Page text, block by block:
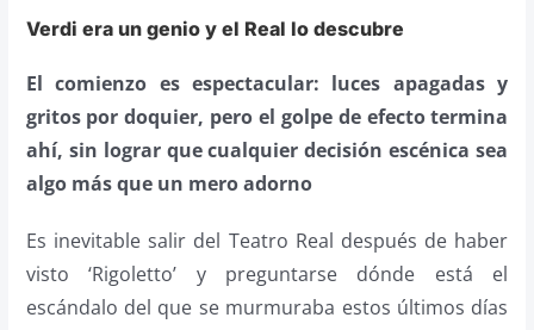
Verdi era un genio y el Real lo descubre
El comienzo es espectacular: luces apagadas y
gritos por doquier, pero el golpe de efecto termina
ahí, sin lograr que cualquier decisión escénica sea
algo más que un mero adorno
Es inevitable salir del Teatro Real después de haber
visto ‘Rigoletto’ y preguntarse dónde está el
escándalo del que se murmuraba estos últimos días